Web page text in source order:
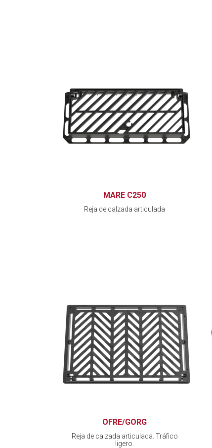
MARE C250
Reja de calzada articulada
OFRE/GORG
Reja de calzada articulada. Tráfico
ligero.